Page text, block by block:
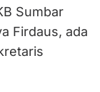
Sumbar
Firdaus, ada